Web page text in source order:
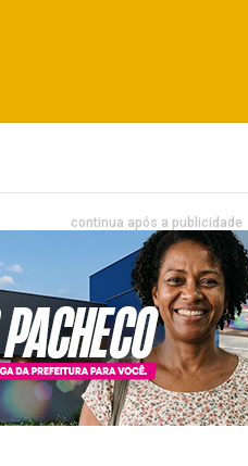
continua após a publicidade